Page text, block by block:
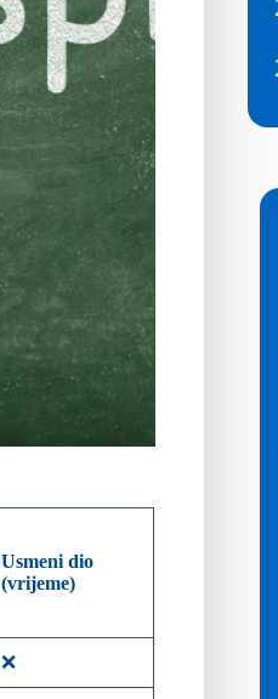
Usmeni dio
(vrijeme)
❌